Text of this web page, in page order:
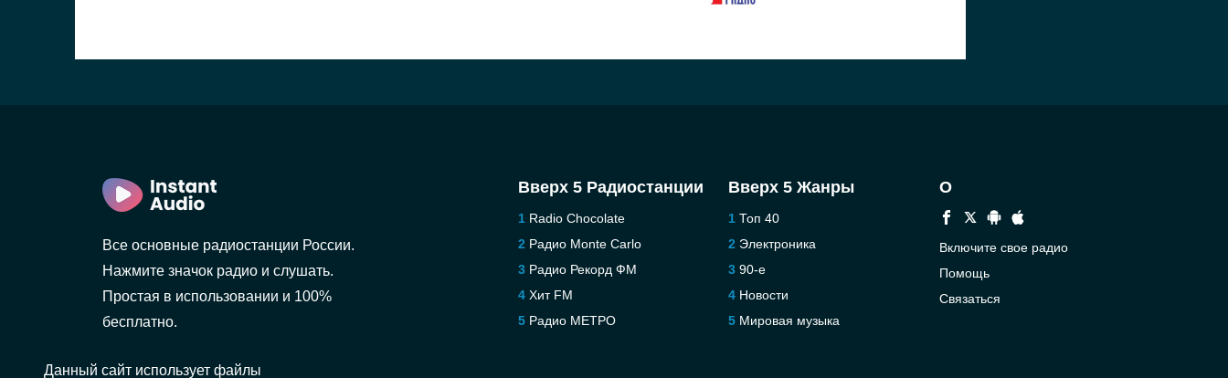
Все основные радиостанции России.
Нажмите значок радио и слушать.
Простая в использовании и 100%
бесплатно.
Вверх 5 Радиостанции
Radio Chocolate
Радио Monte Carlo
Радио Рекорд ФМ
Хит FM
Радио МЕТРО
Вверх 5 Жанры
Топ 40
Электроника
90-е
Новости
Мировая музыка
О
Включите свое радио
Помощь
Связаться
Данный сайт использует файлы